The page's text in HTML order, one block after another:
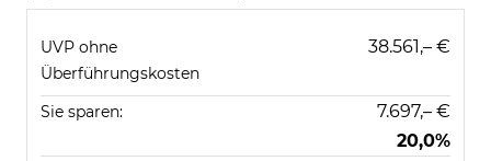
UVP ohne
Überführungskosten
38.561,– €
Sie sparen:
7.697,– €
20,0%